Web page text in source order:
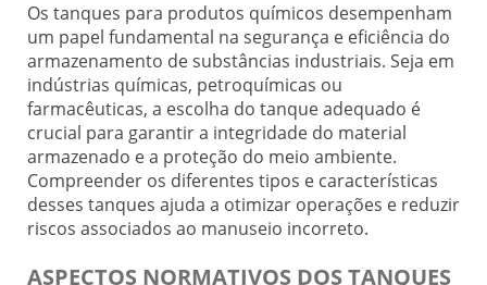
Os tanques para produtos químicos desempenham
um papel fundamental na segurança e eficiência do
armazenamento de substâncias industriais. Seja em
indústrias químicas, petroquímicas ou
farmacêuticas, a escolha do tanque adequado é
crucial para garantir a integridade do material
armazenado e a proteção do meio ambiente.
Compreender os diferentes tipos e características
desses tanques ajuda a otimizar operações e reduzir
riscos associados ao manuseio incorreto.
ASPECTOS NORMATIVOS DOS TANQUES